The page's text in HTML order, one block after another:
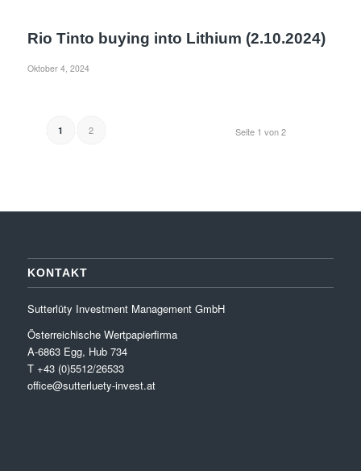
Rio Tinto buying into Lithium (2.10.2024)
Oktober 4, 2024
Seite 1 von 2
1 2
KONTAKT
Sutterlüty Investment Management GmbH
Österreichische Wertpapierfirma
A-6863 Egg, Hub 734
T +43 (0)5512/26533
office@sutterluety-invest.at